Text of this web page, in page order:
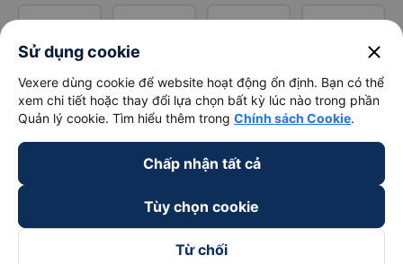
Sử dụng cookie close
Vexere dùng cookie để website hoạt động ổn định. Bạn có thể
xem chi tiết hoặc thay đổi lựa chọn bất kỳ lúc nào trong phần
Quản lý cookie. Tìm hiểu thêm trong Chính sách Cookie.
Chấp nhận tất cả
Tùy chọn cookie
Từ chối